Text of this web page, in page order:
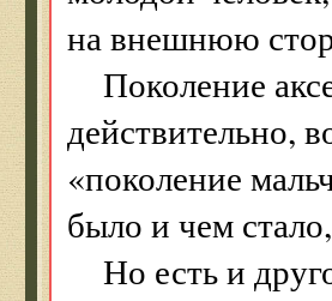
на внешнюю
Поколение
действительно,
«поколение
было и чем
Но есть и